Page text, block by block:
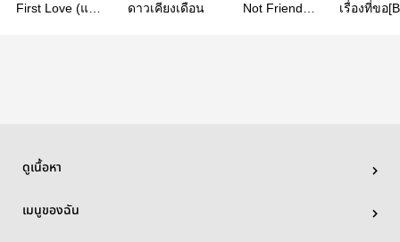
First Love (แลก
ดาวเคียงเดือน
Not Friend
เรื่องที่ขอ
ดูเนื้อหา
เมนูของฉัน